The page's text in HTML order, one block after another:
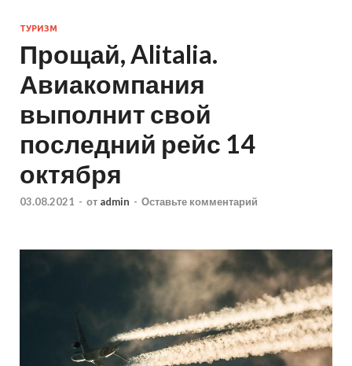
ТУРИЗМ
Прощай, Alitalia.
Авиакомпания
выполнит свой
последний рейс 14
октября
03.08.2021 - от admin - Оставьте комментарий